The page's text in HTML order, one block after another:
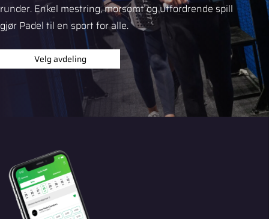
runder. Enkel mestring, morsomt og utfordrende spill
gjør Padel til en sport for alle.
Velg avdeling